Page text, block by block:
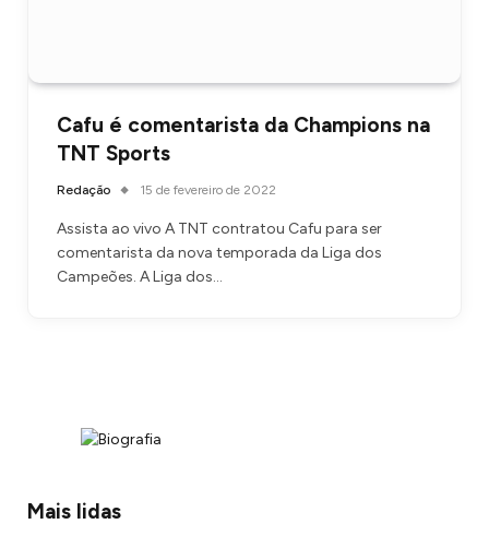
Cafu é comentarista da Champions na
TNT Sports
Redação 15 de fevereiro de 2022
Assista ao vivo A TNT contratou Cafu para ser
comentarista da nova temporada da Liga dos
Campeões. A Liga dos…
Mais lidas